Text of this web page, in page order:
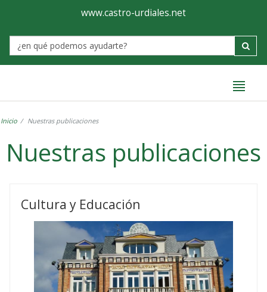
Ayuntamiento
de
Castro-
www.castro-urdiales.net
Label
Inicio Nuestras publicaciones
Nuestras publicaciones
publicaciones
Cultura y Educación